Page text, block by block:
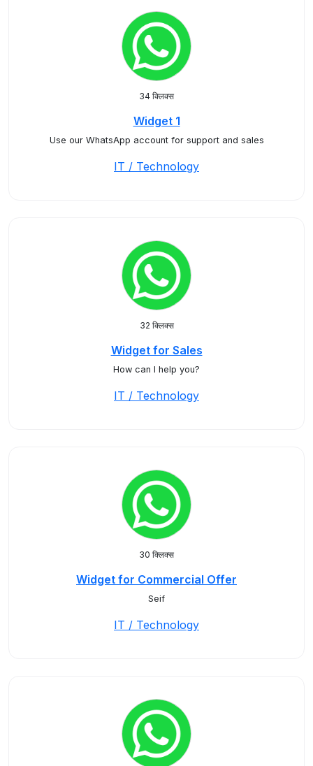
34 क्लिक्स
Widget 1
Use our WhatsApp account for support and sales
IT / Technology
32 क्लिक्स
Widget for Sales
How can I help you?
IT / Technology
30 क्लिक्स
Widget for Commercial Offer
Seif
IT / Technology